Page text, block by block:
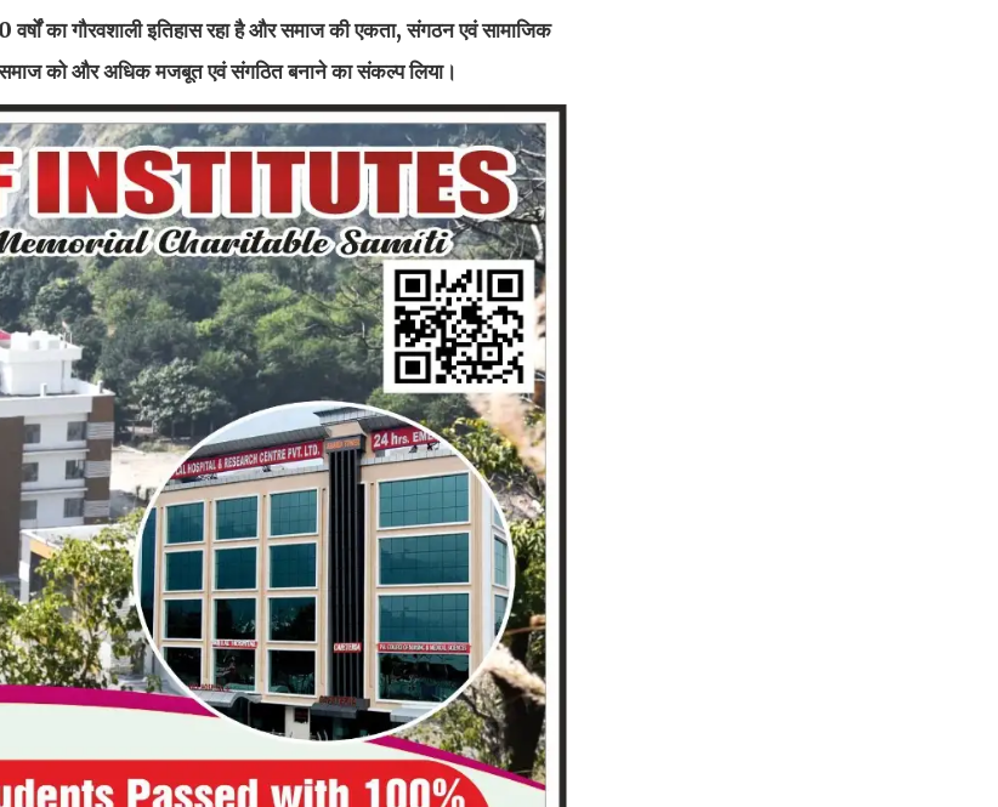
का गौरवशाली इतिहास रहा है और समाज की एकता, संगठन एवं सामाजिक
समाज को और अधिक मजबूत एवं संगठित बनाने का संकल्प लिया।